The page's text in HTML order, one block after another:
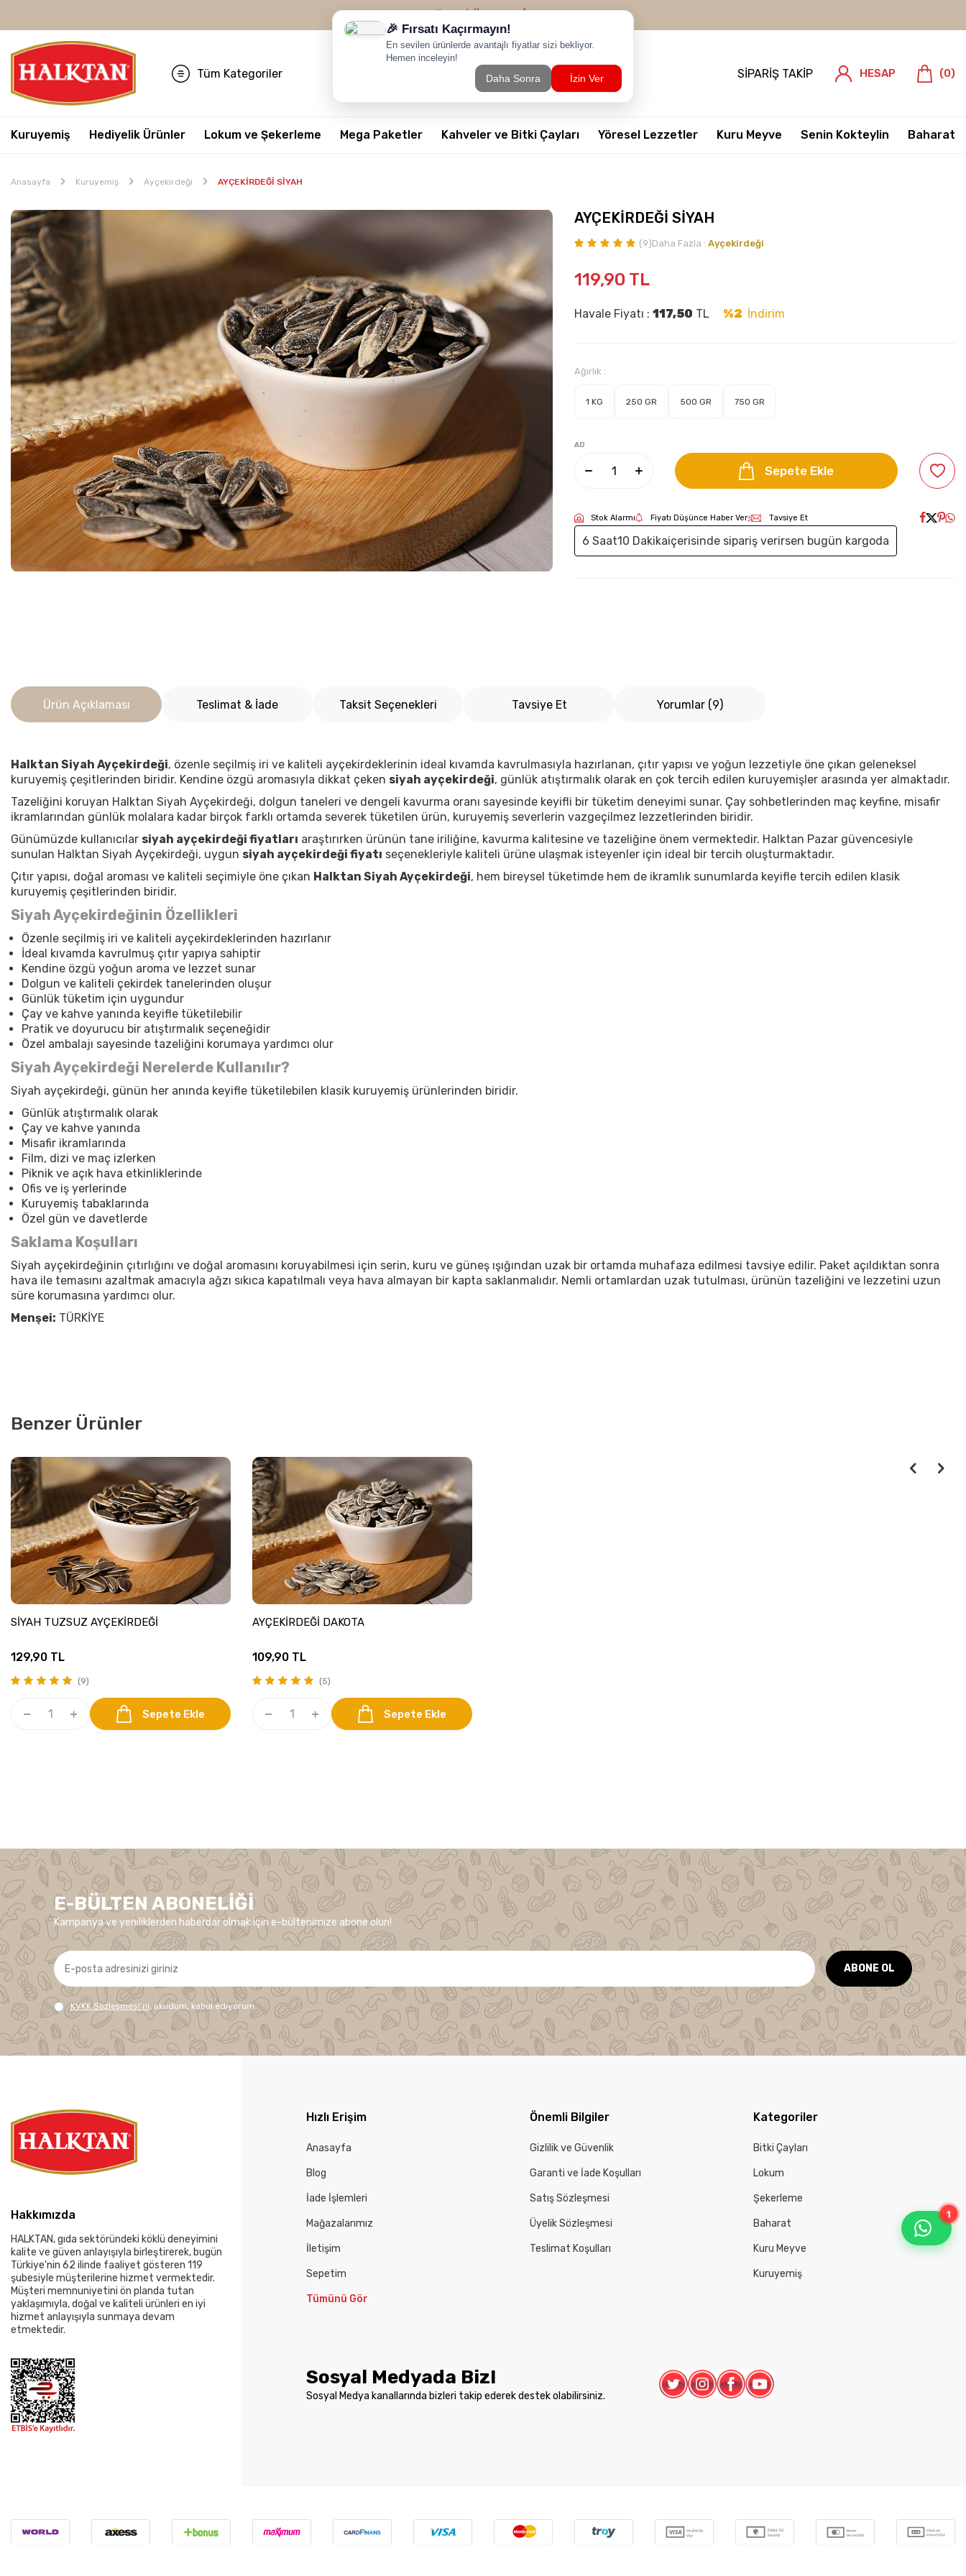
1
Tüm Kategoriler SIPARIŞ TAKIP HESAP (0)
Kuruyemiş Hediyelik Ürünler Lokum ve Şekerleme Mega Paketler Kahveler ve Bitki Çayları Yöresel Lezzetler Kuru Meyve Senin Kokteylin Baharat
Anasayfa Kuruyemiş Ayçekirdeği AYÇEKİRDEĞİ SİYAH
AYÇEKİRDEĞİ SİYAH
(9)Daha Fazla : Ayçekirdeği
119,90 TL
Havale Fiyatı : 117,50 TL %2 İndirim
Ağırlık :
1 KG 250 GR 500 GR 750 GR
AD
Sepete Ekle
Stok Alarmı Fiyatı Düşünce Haber Ver Tavsiye Et
6 Saat10 Dakikaiçerisinde sipariş verirsen bugün kargoda
Ürün Açıklaması Teslimat & İade Taksit Seçenekleri Tavsiye Et Yorumlar (9)
Halktan Siyah Ayçekirdeği, özenle seçilmiş iri ve kaliteli ayçekirdeklerinin ideal kıvamda kavrulmasıyla hazırlanan, çıtır yapısı ve yoğun lezzetiyle öne çıkan geleneksel
kuruyemiş çeşitlerinden biridir. Kendine özgü aromasıyla dikkat çeken siyah ayçekirdeği, günlük atıştırmalık olarak en çok tercih edilen kuruyemişler arasında yer almaktadır.
Tazeliğini koruyan Halktan Siyah Ayçekirdeği, dolgun taneleri ve dengeli kavurma oranı sayesinde keyifli bir tüketim deneyimi sunar. Çay sohbetlerinden maç keyfine, misafir
ikramlarından günlük molalara kadar birçok farklı ortamda severek tüketilen ürün, kuruyemiş severlerin vazgeçilmez lezzetlerinden biridir.
Günümüzde kullanıcılar siyah ayçekirdeği fiyatları araştırırken ürünün tane iriliğine, kavurma kalitesine ve tazeliğine önem vermektedir. Halktan Pazar güvencesiyle
sunulan Halktan Siyah Ayçekirdeği, uygun siyah ayçekirdeği fiyatı seçenekleriyle kaliteli ürüne ulaşmak isteyenler için ideal bir tercih oluşturmaktadır.
Çıtır yapısı, doğal aroması ve kaliteli seçimiyle öne çıkan Halktan Siyah Ayçekirdeği, hem bireysel tüketimde hem de ikramlık sunumlarda keyifle tercih edilen klasik
kuruyemiş çeşitlerinden biridir.
Siyah Ayçekirdeğinin Özellikleri
Özenle seçilmiş iri ve kaliteli ayçekirdeklerinden hazırlanır
İdeal kıvamda kavrulmuş çıtır yapıya sahiptir
Kendine özgü yoğun aroma ve lezzet sunar
Dolgun ve kaliteli çekirdek tanelerinden oluşur
Günlük tüketim için uygundur
Çay ve kahve yanında keyifle tüketilebilir
Pratik ve doyurucu bir atıştırmalık seçeneğidir
Özel ambalajı sayesinde tazeliğini korumaya yardımcı olur
Siyah Ayçekirdeği Nerelerde Kullanılır?
Siyah ayçekirdeği, günün her anında keyifle tüketilebilen klasik kuruyemiş ürünlerinden biridir.
Günlük atıştırmalık olarak
Çay ve kahve yanında
Misafir ikramlarında
Film, dizi ve maç izlerken
Piknik ve açık hava etkinliklerinde
Ofis ve iş yerlerinde
Kuruyemiş tabaklarında
Özel gün ve davetlerde
Saklama Koşulları
Siyah ayçekirdeğinin çıtırlığını ve doğal aromasını koruyabilmesi için serin, kuru ve güneş ışığından uzak bir ortamda muhafaza edilmesi tavsiye edilir. Paket açıldıktan sonra
hava ile temasını azaltmak amacıyla ağzı sıkıca kapatılmalı veya hava almayan bir kapta saklanmalıdır. Nemli ortamlardan uzak tutulması, ürünün tazeliğini ve lezzetini uzun
süre korumasına yardımcı olur.
Menşei: TÜRKİYE
Benzer Ürünler
SİYAH TUZSUZ AYÇEKİRDEĞİ
129,90 TL
(9)
Sepete Ekle
AYÇEKİRDEĞİ DAKOTA
109,90 TL
(5)
Sepete Ekle
E-BÜLTEN ABONELIĞI
Kampanya ve yeniliklerden haberdar olmak için e-bültenimize abone olun!
ABONE OL
KVKK Sözleşmesi'ni, okudum, kabul ediyorum.
Hakkımızda
HALKTAN, gıda sektöründeki köklü deneyimini
kalite ve güven anlayışıyla birleştirerek, bugün
Türkiye'nin 62 ilinde faaliyet gösteren 119
şubesiyle müşterilerine hizmet vermektedir.
Müşteri memnuniyetini ön planda tutan
yaklaşımıyla, doğal ve kaliteli ürünleri en iyi
hizmet anlayışıyla sunmaya devam
etmektedir.
Hızlı Erişim
Anasayfa
Blog
İade İşlemleri
Mağazalarımız
İletişim
Sepetim
Tümünü Gör
Önemli Bilgiler
Gizlilik ve Güvenlik
Garanti ve İade Koşulları
Satış Sözleşmesi
Üyelik Sözleşmesi
Teslimat Koşulları
Kategoriler
Bitki Çayları
Lokum
Şekerleme
Baharat
Kuru Meyve
Kuruyemiş
Sosyal Medyada Biz!
Sosyal Medya kanallarında bizleri takip ederek destek olabilirsiniz.